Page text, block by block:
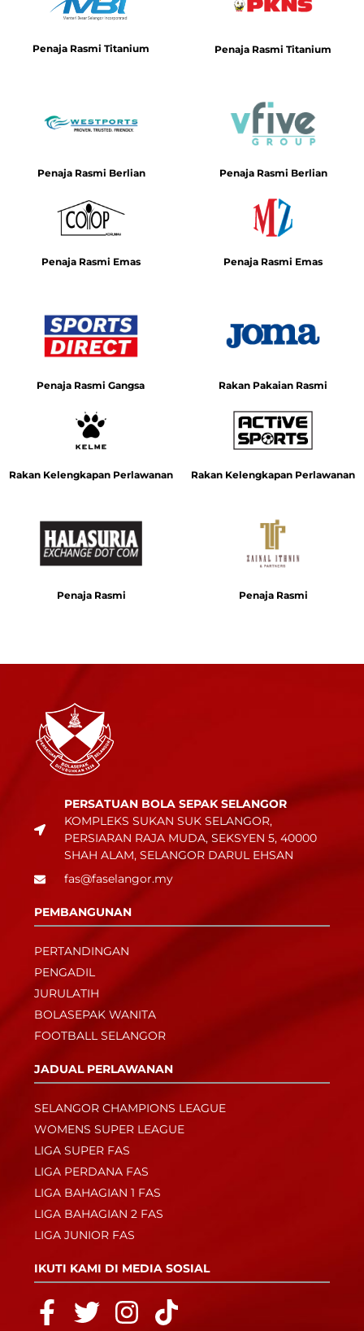
Penaja Rasmi Titanium Penaja Rasmi Titanium
Penaja Rasmi Berlian Penaja Rasmi Berlian
Penaja Rasmi Emas Penaja Rasmi Emas
Penaja Rasmi Gangsa Rakan Pakaian Rasmi
Rakan Kelengkapan Perlawanan Rakan Kelengkapan Perlawanan
Penaja Rasmi Penaja Rasmi
PERSATUAN BOLA SEPAK SELANGOR
KOMPLEKS SUKAN SUK SELANGOR,
PERSIARAN RAJA MUDA, SEKSYEN 5, 40000
SHAH ALAM, SELANGOR DARUL EHSAN
fas@faselangor.my
PEMBANGUNAN
PERTANDINGAN
PENGADIL
JURULATIH
BOLASEPAK WANITA
FOOTBALL SELANGOR
JADUAL PERLAWANAN
SELANGOR CHAMPIONS LEAGUE
WOMENS SUPER LEAGUE
LIGA SUPER FAS
LIGA PERDANA FAS
LIGA BAHAGIAN 1 FAS
LIGA BAHAGIAN 2 FAS
LIGA JUNIOR FAS
IKUTI KAMI DI MEDIA SOSIAL